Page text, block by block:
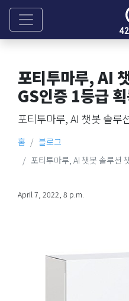
포티투마루, AI
GS인증 1등급
포티투마루, AI 챗봇 솔루
홈
블로그
포티투마루, AI 챗봇 솔루션
April 7, 2022, 8 p.m.